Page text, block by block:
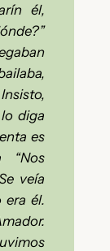
él,
diga
es
“Nos
veía
era él.